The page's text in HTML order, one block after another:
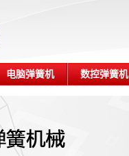
电脑弹簧机 数控弹簧机